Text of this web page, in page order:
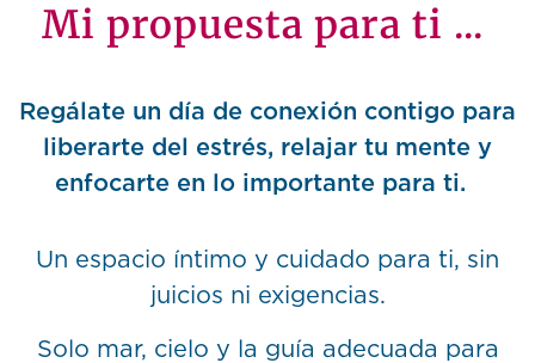
Mi propuesta para ti ...
Regálate un día de conexión contigo para
liberarte del estrés, relajar tu mente y
enfocarte en lo importante para ti.
Un espacio íntimo y cuidado para ti, sin
juicios ni exigencias.
Solo mar, cielo y la guía adecuada para